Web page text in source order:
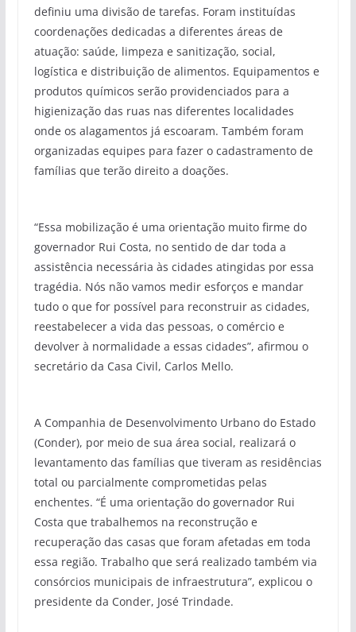
definiu uma divisão de tarefas. Foram instituídas
coordenações dedicadas a diferentes áreas de
atuação: saúde, limpeza e sanitização, social,
logística e distribuição de alimentos. Equipamentos e
produtos químicos serão providenciados para a
higienização das ruas nas diferentes localidades
onde os alagamentos já escoaram. Também foram
organizadas equipes para fazer o cadastramento de
famílias que terão direito a doações.
“Essa mobilização é uma orientação muito firme do
governador Rui Costa, no sentido de dar toda a
assistência necessária às cidades atingidas por essa
tragédia. Nós não vamos medir esforços e mandar
tudo o que for possível para reconstruir as cidades,
reestabelecer a vida das pessoas, o comércio e
devolver à normalidade a essas cidades”, afirmou o
secretário da Casa Civil, Carlos Mello.
A Companhia de Desenvolvimento Urbano do Estado
(Conder), por meio de sua área social, realizará o
levantamento das famílias que tiveram as residências
total ou parcialmente comprometidas pelas
enchentes. “É uma orientação do governador Rui
Costa que trabalhemos na reconstrução e
recuperação das casas que foram afetadas em toda
essa região. Trabalho que será realizado também via
consórcios municipais de infraestrutura”, explicou o
presidente da Conder, José Trindade.